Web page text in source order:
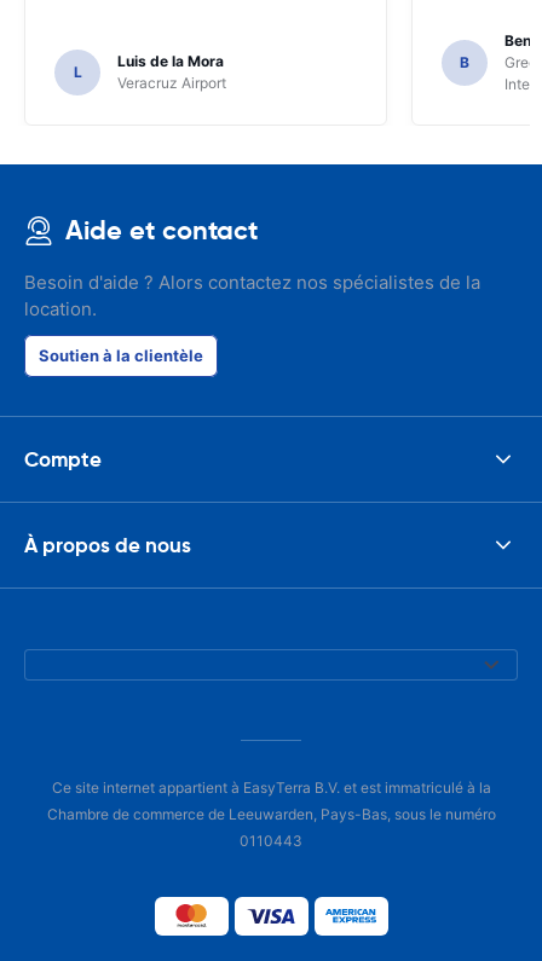
L
Luis de la Mora
Veracruz Airport
B
Aide et contact
Besoin d'aide ? Alors contactez nos spécialistes de la
location.
Soutien à la clientèle
Compte
À propos de nous
Ce site internet appartient à EasyTerra B.V. et est immatriculé à la
Chambre de commerce de Leeuwarden, Pays-Bas, sous le numéro
0110443